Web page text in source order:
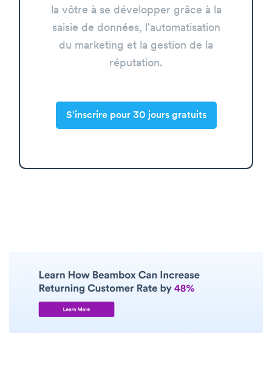
la vôtre à se développer grâce à la
saisie de données, l'automatisation
du marketing et la gestion de la
réputation.
S'inscrire pour 30 jours gratuits